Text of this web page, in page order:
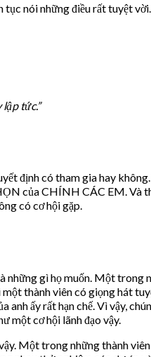
nói những điều rất tuyệt vời.
tức.”
định có tham gia hay
của CHÍNH CÁC EM. Và
có cơ hội gặp.
những gì họ muốn. Một trong
thành viên có giọng hát
ấy rất hạn chế. Vì vậy,
một cơ hội lãnh đạo vậy.
Một trong những thành